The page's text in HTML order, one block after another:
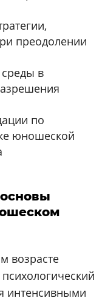
преодолении
в
по
юношеской
основы
возрасте
интенсивными